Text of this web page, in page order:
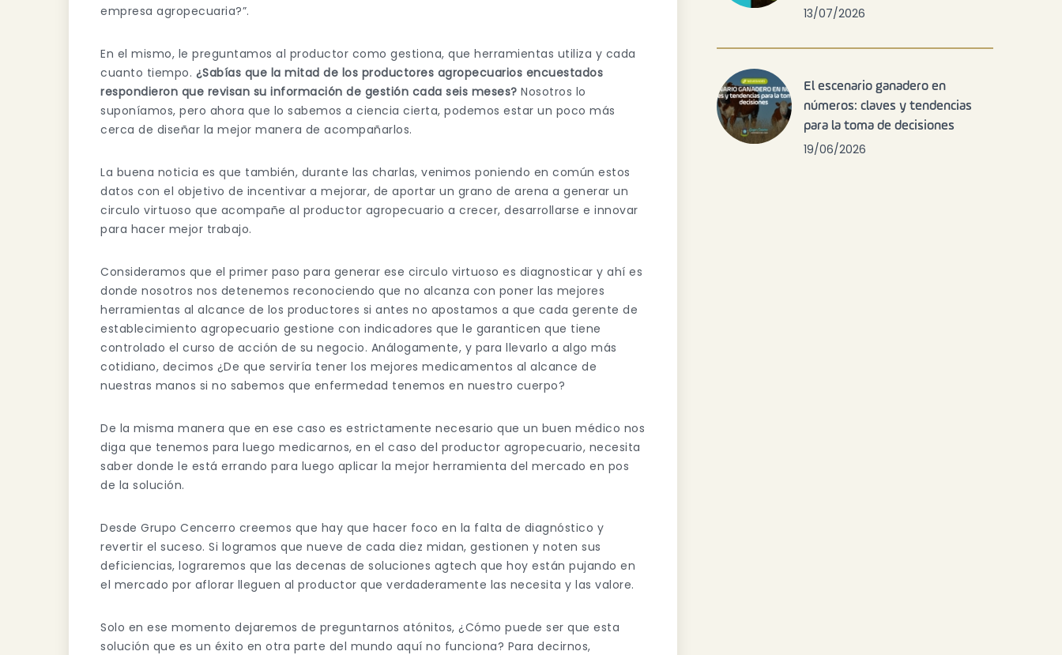
empresa agropecuaria?”.
En el mismo, le preguntamos al productor como gestiona, que herramientas utiliza y cada
cuanto tiempo. ¿Sabías que la mitad de los productores agropecuarios encuestados
respondieron que revisan su información de gestión cada seis meses? Nosotros lo
suponíamos, pero ahora que lo sabemos a ciencia cierta, podemos estar un poco más
cerca de diseñar la mejor manera de acompañarlos.
La buena noticia es que también, durante las charlas, venimos poniendo en común estos
datos con el objetivo de incentivar a mejorar, de aportar un grano de arena a generar un
circulo virtuoso que acompañe al productor agropecuario a crecer, desarrollarse e innovar
para hacer mejor trabajo.
Consideramos que el primer paso para generar ese circulo virtuoso es diagnosticar y ahí es
donde nosotros nos detenemos reconociendo que no alcanza con poner las mejores
herramientas al alcance de los productores si antes no apostamos a que cada gerente de
establecimiento agropecuario gestione con indicadores que le garanticen que tiene
controlado el curso de acción de su negocio. Análogamente, y para llevarlo a algo más
cotidiano, decimos ¿De que serviría tener los mejores medicamentos al alcance de
nuestras manos si no sabemos que enfermedad tenemos en nuestro cuerpo?
De la misma manera que en ese caso es estrictamente necesario que un buen médico nos
diga que tenemos para luego medicarnos, en el caso del productor agropecuario, necesita
saber donde le está errando para luego aplicar la mejor herramienta del mercado en pos
de la solución.
Desde Grupo Cencerro creemos que hay que hacer foco en la falta de diagnóstico y
revertir el suceso. Si logramos que nueve de cada diez midan, gestionen y noten sus
deficiencias, lograremos que las decenas de soluciones agtech que hoy están pujando en
el mercado por aflorar lleguen al productor que verdaderamente las necesita y las valore.
Solo en ese momento dejaremos de preguntarnos atónitos, ¿Cómo puede ser que esta
solución que es un éxito en otra parte del mundo aquí no funciona? Para decirnos,
13/07/2026
El escenario ganadero en
números: claves y tendencias
para la toma de decisiones
19/06/2026